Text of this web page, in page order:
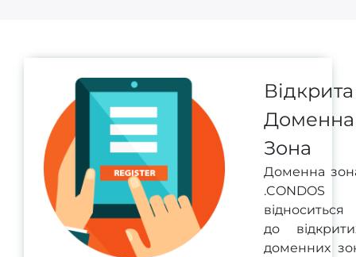
Відкрита
Доменна
Зона
Доменна
.CONDOS
відноситься
до
доменних